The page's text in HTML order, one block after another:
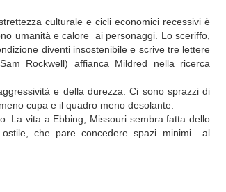
culturale e cicli economici recessivi è
umanità e calore ai personaggi. Lo sceriffo,
diventi insostenibile e scrive tre lettere
Rockwell) affianca Mildred nella ricerca
e della durezza. Ci sono sprazzi di
cupa e il quadro meno desolante.
La vita a Ebbing, Missouri sembra fatta dello
che pare concedere spazi minimi al